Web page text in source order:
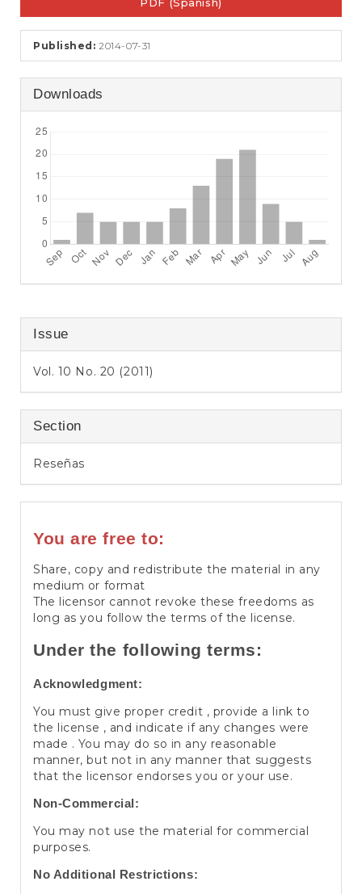
n
t
i
d
b
Sidebar
Published:2014-07-31
Downloads
Issue
Vol. 10 No. 20 (2011)
Section
Reseñas
You are free to:
Share, copy and redistribute the material in any
medium or format
The licensor cannot revoke these freedoms as
long as you follow the terms of the license.
Under the following terms:
Acknowledgment:
You must give proper credit , provide a link to
the license , and indicate if any changes were
made . You may do so in any reasonable
manner, but not in any manner that suggests
that the licensor endorses you or your use.
Non-Commercial:
You may not use the material for commercial
purposes.
No Additional Restrictions: